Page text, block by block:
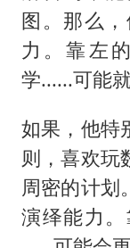
图。那么
力。靠左
学......可能
如果，他特
则，喜欢玩
周密的计划
演绎能力